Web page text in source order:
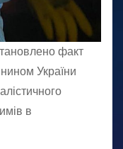
факт
України
в